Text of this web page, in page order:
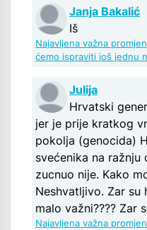
Janja Bakalić
Iš
Najavljena važna
ćemo ispraviti još jednu
Julija
Hrvatski
jer je prije kratkog
pokolja (genocida)
svećenika na
zucnuo nije. Kako
Neshvatljivo. Zar
malo važni???? Zar
Najavljena važna